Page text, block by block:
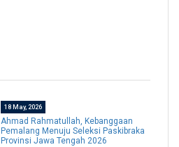
18 May, 2026
Ahmad Rahmatullah, Kebanggaan
Pemalang Menuju Seleksi Paskibraka
Provinsi Jawa Tengah 2026